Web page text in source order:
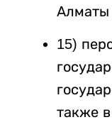
Алматы
15)
также